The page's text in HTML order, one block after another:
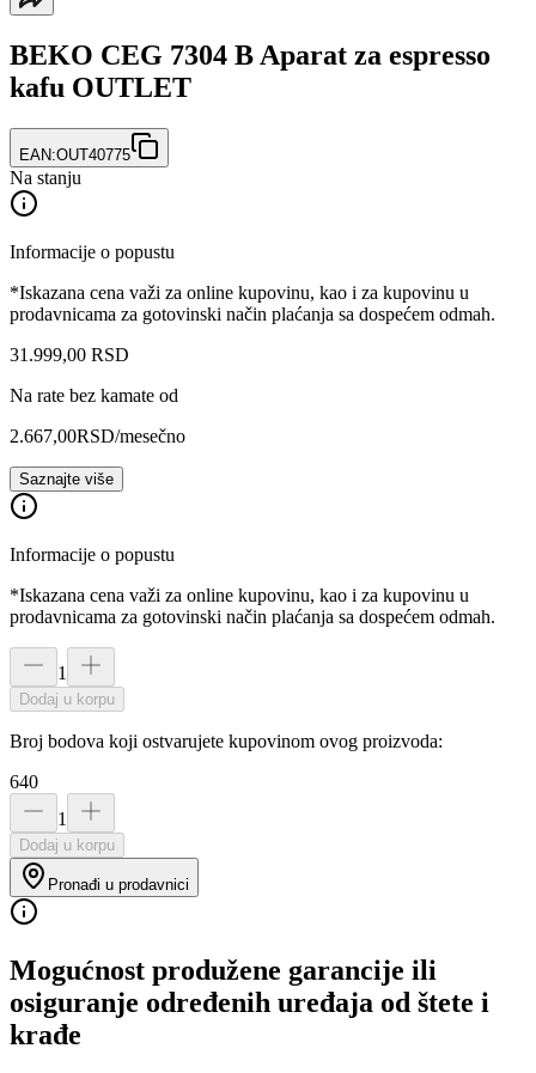
BEKO CEG 7304 B Aparat za espresso
kafu OUTLET
EAN:OUT40775
Na stanju
Informacije o popustu
*Iskazana cena važi za online kupovinu, kao i za kupovinu u
prodavnicama za gotovinski način plaćanja sa dospećem odmah.
31.999,00 RSD
Na rate bez kamate od
2.667,00RSD/mesečno
Saznajte više
Informacije o popustu
*Iskazana cena važi za online kupovinu, kao i za kupovinu u
prodavnicama za gotovinski način plaćanja sa dospećem odmah.
1
Dodaj u korpu
Broj bodova koji ostvarujete kupovinom ovog proizvoda:
640
1
Dodaj u korpu
Pronađi u prodavnici
Mogućnost produžene garancije ili
osiguranje određenih uređaja od štete i
krađe